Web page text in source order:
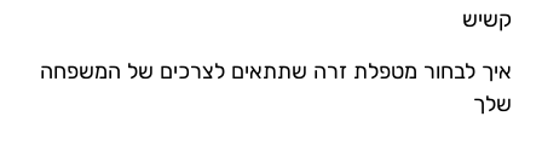
קשיש
איך לבחור מטפלת זרה שתתאים לצרכים של המשפחה
שלך